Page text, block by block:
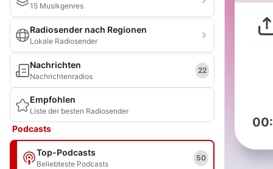
15 Musikgenres
Radiosender nach Regionen
Lokale Radiosender
Nachrichten
Nachrichtenradios
22
Empfohlen
Liste der besten Radiosender
Podcasts
Top-Podcasts
Beliebteste Podcasts
50